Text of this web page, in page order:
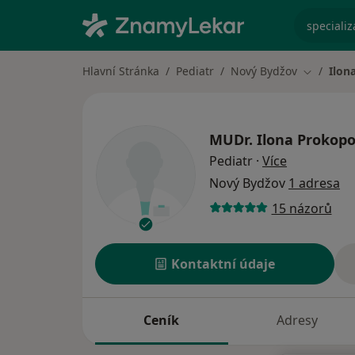
Hlavní Stránka Pediatr Nový Bydžov Změna
MUDr. Ilona
Pediatr · Více
Nový Bydžov 1 adresa
15 názorů
Kontaktní údaje
Ceník Adresy